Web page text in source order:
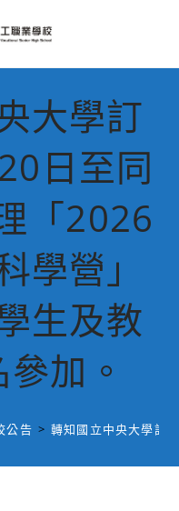
大學訂
日至同
「2026
學營」
生及教
加。
公告 > 轉知國立中央大學訂